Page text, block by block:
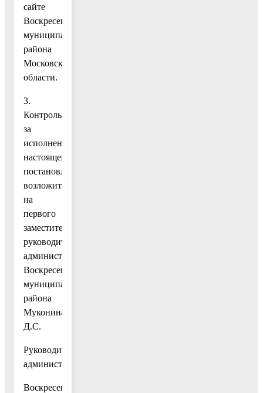
сайте
Воскресенского
муниципального
района
Московской
области.
3.
Контроль
за
исполнением
настоящего
постановления
возложить
на
первого
заместителя
руководителя
администрации
Воскресенского
муниципального
района
Муконина
Д.С.
Руководитель
администрации
Воскресенского